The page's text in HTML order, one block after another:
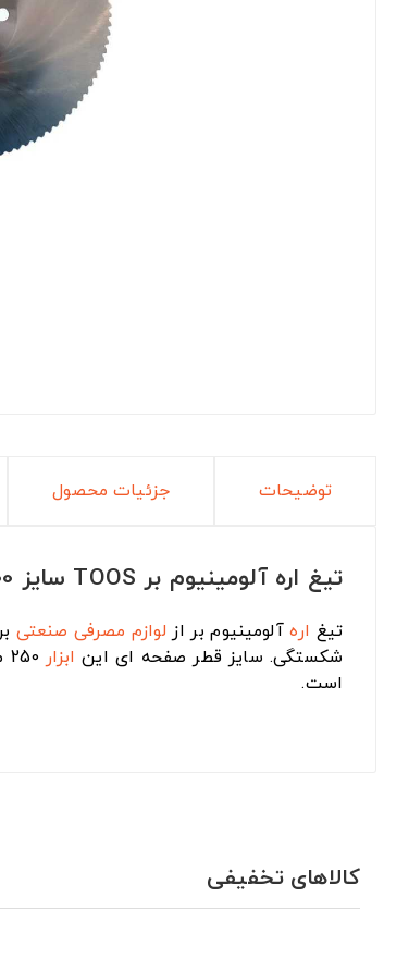
توضیحات جزئیات محصول
تیغ اره آلومینیوم بر TOOS سایز 250X100
تیغ ارهآلومینیوم بر از لوازم مصرفی صنعتی
شکستگی. سایز قطر صفحه ای این ابزار
است.
کالاهای تخفیفی